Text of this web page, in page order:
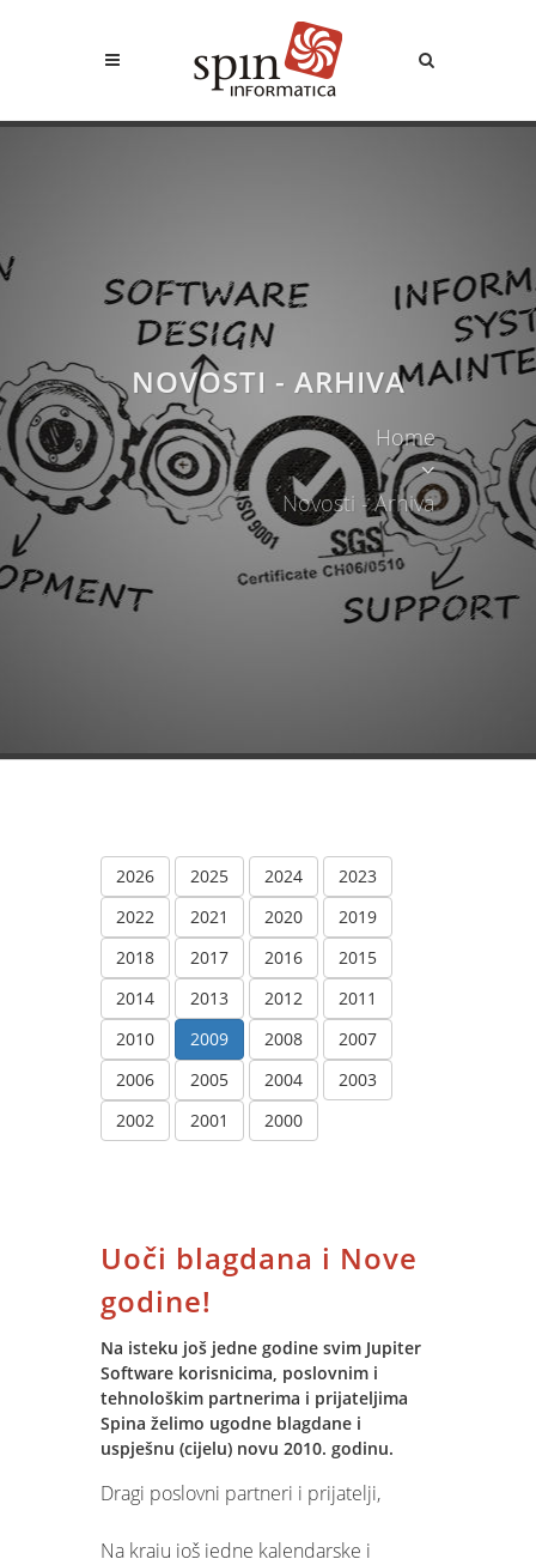
NOVOSTI - ARHIVA
Home
Novosti - Arhiva
2026 2025 2024
2023
2022
2021 2020
2019
2018
2017 2016
2015
2014
2013 2012
2011
2010
2009 2008
2007
2006
2005 2004
2003
2002
2001 2000
Uoči blagdana i Nove
godine!
Na isteku još jedne godine svim Jupiter
Software korisnicima, poslovnim i
tehnološkim partnerima i prijateljima
Spina želimo ugodne blagdane i
uspješnu (cijelu) novu 2010. godinu.
Dragi poslovni partneri i prijatelji,
Na kraju još jedne kalendarske i